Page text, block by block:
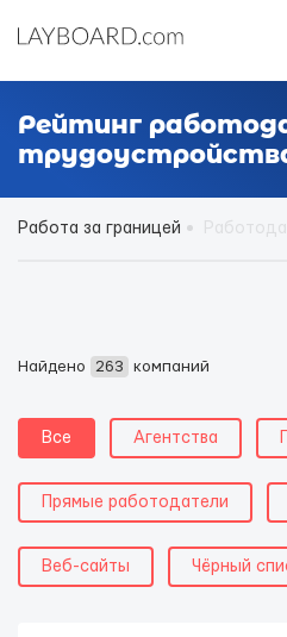
Рейтинг
Работа за границей
Найдено 263 компаний
Все Агентства
Прямые работодатели
Веб-сайты Чёрный